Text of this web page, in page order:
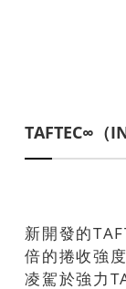
TAFTEC∞（
新開發的
倍的捲收強
凌駕於強力